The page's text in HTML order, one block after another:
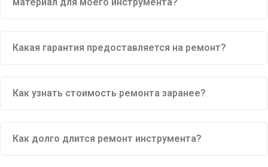
материал для моего инструмента?
Какая гарантия предоставляется на ремонт?
Как узнать стоимость ремонта заранее?
Как долго длится ремонт инструмента?